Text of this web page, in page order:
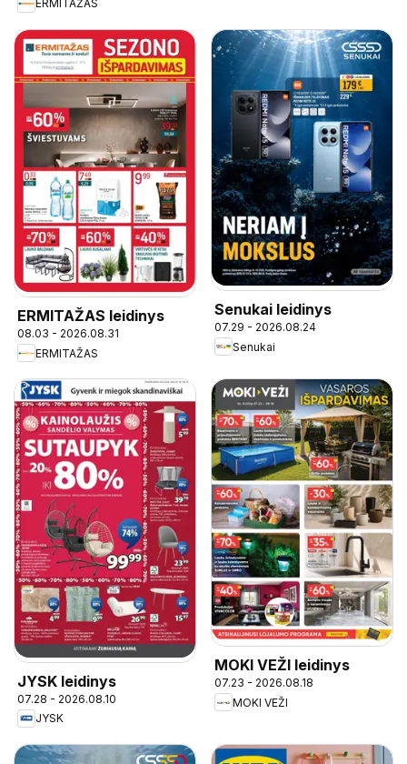
ERMITAŽAS
ERMITAŽAS leidinys
08.03 - 2026.08.31
ERMITAŽAS
Senukai leidinys
07.29 - 2026.08.24
Senukai
JYSK leidinys
07.28 - 2026.08.10
JYSK
MOKI VEŽI leidinys
07.23 - 2026.08.18
MOKI VEŽI